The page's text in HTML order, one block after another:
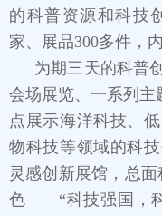
的科普资源和科技
家、展品300多件，
为期三天的科普
会场展览、一系列
点展示海洋科技、
物科技等领域的科
灵感创新展馆，总
色——“科技强国，